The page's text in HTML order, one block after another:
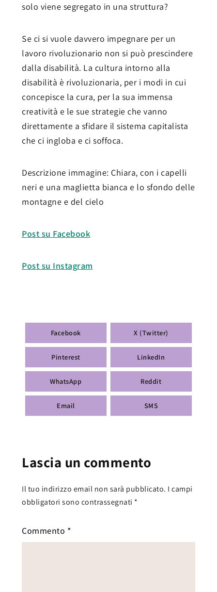
solo viene segregato in una struttura?
Se ci si vuole davvero impegnare per un
lavoro rivoluzionario non si può prescindere
dalla disabilità. La cultura intorno alla
disabilità è rivoluzionaria, per i modi in cui
concepisce la cura, per la sua immensa
creatività e le sue strategie che vanno
direttamente a sfidare il sistema capitalista
che ci ingloba e ci soffoca.
Descrizione immagine: Chiara, con i capelli
neri e una maglietta bianca e lo sfondo delle
montagne e del cielo
Post su Facebook
Post su Instagram
Facebook X (Twitter)
Pinterest LinkedIn
WhatsApp Reddit
Email SMS
Lascia un commento
Il tuo indirizzo email non sarà pubblicato. I campi
obbligatori sono contrassegnati *
Commento *